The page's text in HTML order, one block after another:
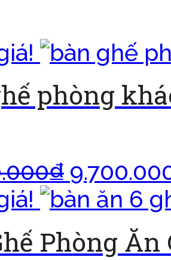
phòng
₫
Phòng Ăn